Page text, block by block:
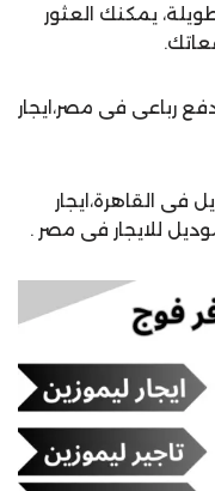
يمكنك العثور
رباعى فى مصر،ايجار
فى القاهرة،ايجار
للايجار فى مصر .